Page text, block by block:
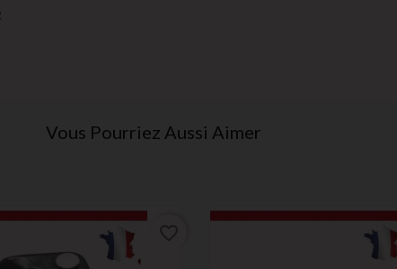
Vous Pourriez Aussi Aimer